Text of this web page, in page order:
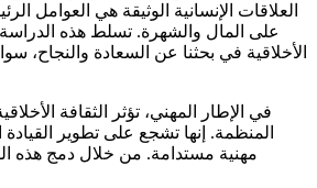
العلاقات الإنسانية الوثيقة هي العوامل
على المال والشهرة. تسلط هذه
الأخلاقية في بحثنا عن السعادة والنجاح،
في الإطار المهني، تؤثر الثقافة
المنظمة. إنها تشجع على تطوير القيادة
مهنية مستدامة. من خلال دمج هذه